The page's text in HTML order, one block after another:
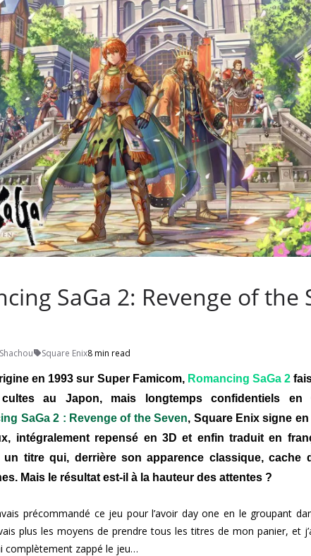
SaGa 2: Revenge of the
Square Enix8 min read
en 1993 sur Super Famicom, Romancing SaGa 2
cultes au Japon, mais longtemps confidentiels en
SaGa 2 : Revenge of the Seven, Square Enix signe
intégralement repensé en 3D et enfin traduit en
un titre qui, derrière son apparence classique, cache
Mais le résultat est-il à la hauteur des attentes ?
précommandé ce jeu pour l’avoir day one en le groupant
plus les moyens de prendre tous les titres de mon panier, et
complètement zappé le jeu…